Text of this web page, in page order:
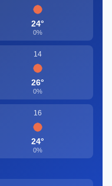
24°
0%
14
26°
0%
16
24°
0%